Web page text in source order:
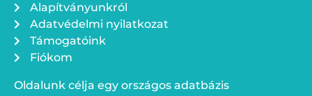
Alapítványunkról
Adatvédelmi nyilatkozat
Támogatóink
Fiókom
Oldalunk célja egy országos adatbázis